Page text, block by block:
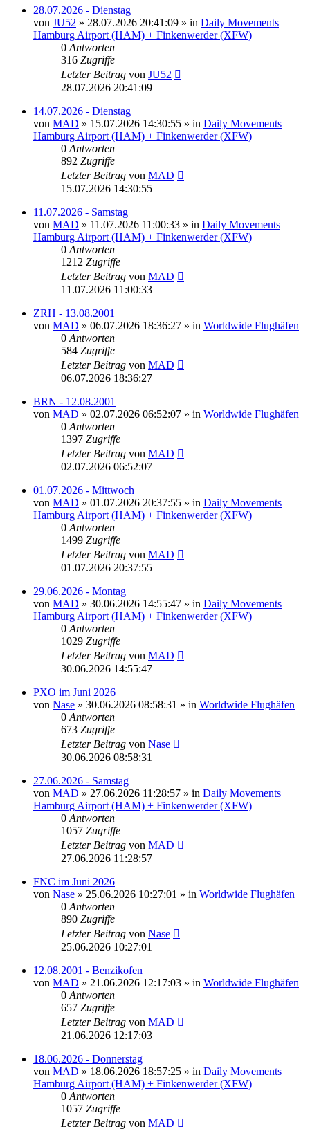
28.07.2026 - Dienstag
von JU52 » 28.07.2026 20:41:09 » in Daily Movements
Hamburg Airport (HAM) + Finkenwerder (XFW)
0 Antworten
316 Zugriffe
Letzter Beitrag von JU52
28.07.2026 20:41:09
14.07.2026 - Dienstag
von MAD » 15.07.2026 14:30:55 » in Daily Movements
Hamburg Airport (HAM) + Finkenwerder (XFW)
0 Antworten
892 Zugriffe
Letzter Beitrag von MAD
15.07.2026 14:30:55
11.07.2026 - Samstag
von MAD » 11.07.2026 11:00:33 » in Daily Movements
Hamburg Airport (HAM) + Finkenwerder (XFW)
0 Antworten
1212 Zugriffe
Letzter Beitrag von MAD
11.07.2026 11:00:33
ZRH - 13.08.2001
von MAD » 06.07.2026 18:36:27 » in Worldwide Flughäfen
0 Antworten
584 Zugriffe
Letzter Beitrag von MAD
06.07.2026 18:36:27
BRN - 12.08.2001
von MAD » 02.07.2026 06:52:07 » in Worldwide Flughäfen
0 Antworten
1397 Zugriffe
Letzter Beitrag von MAD
02.07.2026 06:52:07
01.07.2026 - Mittwoch
von MAD » 01.07.2026 20:37:55 » in Daily Movements
Hamburg Airport (HAM) + Finkenwerder (XFW)
0 Antworten
1499 Zugriffe
Letzter Beitrag von MAD
01.07.2026 20:37:55
29.06.2026 - Montag
von MAD » 30.06.2026 14:55:47 » in Daily Movements
Hamburg Airport (HAM) + Finkenwerder (XFW)
0 Antworten
1029 Zugriffe
Letzter Beitrag von MAD
30.06.2026 14:55:47
PXO im Juni 2026
von Nase » 30.06.2026 08:58:31 » in Worldwide Flughäfen
0 Antworten
673 Zugriffe
Letzter Beitrag von Nase
30.06.2026 08:58:31
27.06.2026 - Samstag
von MAD » 27.06.2026 11:28:57 » in Daily Movements
Hamburg Airport (HAM) + Finkenwerder (XFW)
0 Antworten
1057 Zugriffe
Letzter Beitrag von MAD
27.06.2026 11:28:57
FNC im Juni 2026
von Nase » 25.06.2026 10:27:01 » in Worldwide Flughäfen
0 Antworten
890 Zugriffe
Letzter Beitrag von Nase
25.06.2026 10:27:01
12.08.2001 - Benzikofen
von MAD » 21.06.2026 12:17:03 » in Worldwide Flughäfen
0 Antworten
657 Zugriffe
Letzter Beitrag von MAD
21.06.2026 12:17:03
18.06.2026 - Donnerstag
von MAD » 18.06.2026 18:57:25 » in Daily Movements
Hamburg Airport (HAM) + Finkenwerder (XFW)
0 Antworten
1057 Zugriffe
Letzter Beitrag von MAD